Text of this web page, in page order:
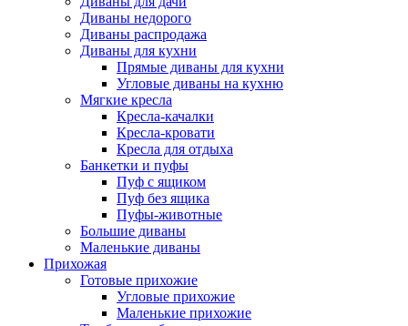
Диваны недорого
Диваны распродажа
Диваны для кухни
Прямые диваны для кухни
Угловые диваны на кухню
Мягкие кресла
Кресла-качалки
Кресла-кровати
Кресла для отдыха
Банкетки и пуфы
Пуф с ящиком
Пуф без ящика
Пуфы-животные
Большие диваны
Маленькие диваны
Прихожая
Готовые прихожие
Угловые прихожие
Маленькие прихожие